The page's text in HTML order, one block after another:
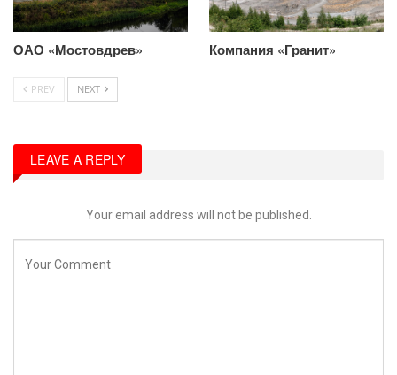
ОАО «Мостовдрев» Компания «Гранит»
PREV NEXT
LEAVE A REPLY
Your email address will not be published.